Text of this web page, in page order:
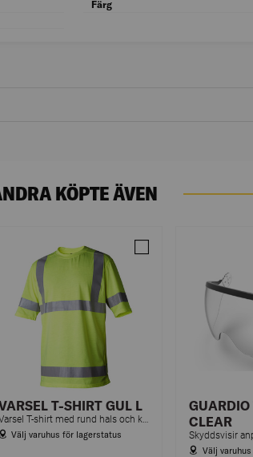
Kön: Herr
Färg
KÖPTE ÄVEN
GUARDIO MIPS - VIT
T-SHIRT GUL L
Varsel T-shirt med rund hals och kort ärm. Reflex med stretch. Tillverkad av 50 % bomull och 50 % polyester.
Välj varuhus för lagerstatus
Jämför VARSEL T-
CLEAR
Välj